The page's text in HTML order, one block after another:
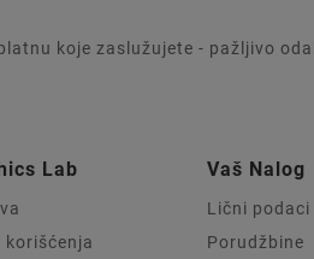
koje zaslužujete - pažljivo
Lab
korišćenja
Vaš Nalog
Lični podaci
Porudžbine